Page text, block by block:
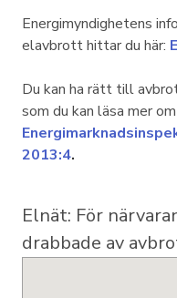
Energimyndighetens
elavbrott hittar du här:
Du kan ha rätt till
som du kan läsa mer om
2013:4.
Elnät: För
drabbade av